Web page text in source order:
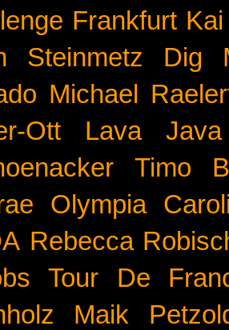
Frankfurt
Steinmetz
Dig
Michael
Ott
Lava Java
Timo
Olympia
Rebecca
Tour De
Maik